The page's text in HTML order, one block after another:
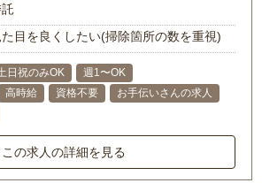
目を良くしたい(掃除箇所の数を重視)
日祝のみOK
週1〜OK
高時給 資格不要
お手伝いさんの求人
この求人の詳細を見る